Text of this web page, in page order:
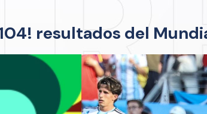
resultados del